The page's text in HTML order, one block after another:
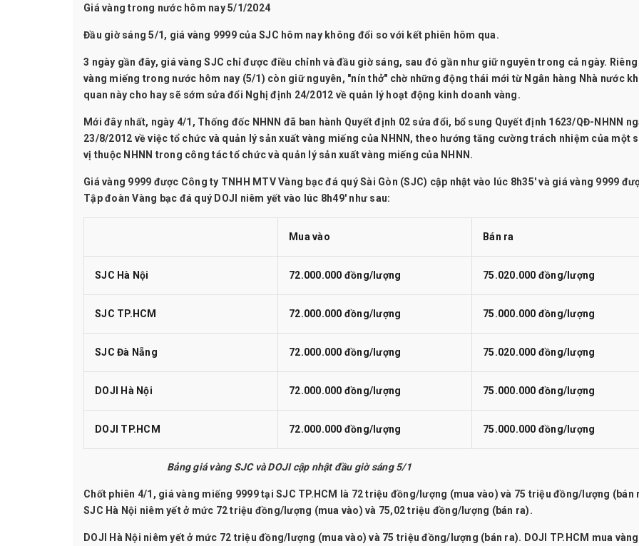
Giá vàng trong nước hôm nay 5/1/2024
Đầu giờ sáng 5/1 , giá vàng 9999 của SJC hôm nay không đổi so với kết phiên hôm qua.
3 ngày gần đây, giá vàng SJC chỉ được điều chỉnh và đầu giờ sáng, sau đó gần như giữ nguyên trong cả ngày.
vàng miếng trong nước hôm nay (5/1) còn giữ nguyên, "nín thở" chờ những động thái mới từ Ngân hàng Nhà nước
quan này cho hay sẽ sớm sửa đổi Nghị định 24/2012 về quản lý hoạt động kinh doanh vàng.
Mới đây nhất, ngày 4/1, Thống đốc NHNN đã ban hành Quyết định 02 sửa đổi, bổ sung Quyết định 1623/QĐ-NHNN
23/8/2012 về việc tổ chức và quản lý sản xuất vàng miếng của NHNN, theo hướng tăng cường trách nhiệm của một
vị thuộc NHNN trong công tác tổ chức và quản lý sản xuất vàng miếng của NHNN.
Giá vàng 9999 được Công ty TNHH MTV Vàng bạc đá quý Sài Gòn (SJC) cập nhật vào lúc 8h35' và giá vàng 9999
Tập đoàn Vàng bạc đá quý DOJI niêm yết vào lúc 8h49' như sau:
Mua vào Bán ra
SJC Hà Nội 72.000.000 đồng/lượng 75.020.000 đồng/lượng
SJC TP.HCM 72.000.000 đồng/lượng 75.000.000 đồng/lượng
SJC Đà Nẵng 72.000.000 đồng/lượng 75.020.000 đồng/lượng
DOJI Hà Nội 72.000.000 đồng/lượng 75.000.000 đồng/lượng
DOJI TP.HCM 72.000.000 đồng/lượng 75.000.000 đồng/lượng
Bảng giá vàng SJC và DOJI cập nhật đầu giờ sáng 5/1
Chốt phiên 4/1, giá vàng miếng 9999 tại SJC TP.HCM là 72 triệu đồng/lượng (mua vào) và 75 triệu đồng/lượng (bán
SJC Hà Nội niêm yết ở mức 72 triệu đồng/lượng (mua vào) và 75,02 triệu đồng/lượng (bán ra).
DOJI Hà Nội niêm yết ở mức 72 triệu đồng/lượng (mua vào) và 75 triệu đồng/lượng (bán ra). DOJI TP.HCM mua